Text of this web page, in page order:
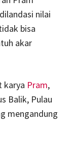
nilai
bisa
akar
karya Pram,
Balik, Pulau
mengandung